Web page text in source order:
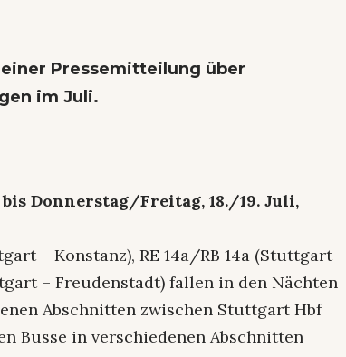
Pressemitteilung über
im Juli.
Donnerstag/Freitag, 18./19. Juli,
– Konstanz), RE 14a/RB 14a (Stuttgart –
– Freudenstadt) fallen in den Nächten
Abschnitten zwischen Stuttgart Hbf
Busse in verschiedenen Abschnitten